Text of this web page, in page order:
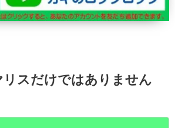
スだけではありません